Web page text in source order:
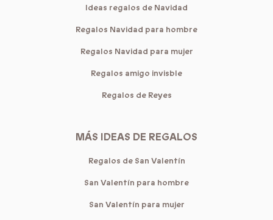
Ideas regalos de Navidad
Regalos Navidad para hombre
Regalos Navidad para mujer
Regalos amigo invisble
Regalos de Reyes
MÁS IDEAS DE REGALOS
Regalos de San Valentín
San Valentín para hombre
San Valentín para mujer